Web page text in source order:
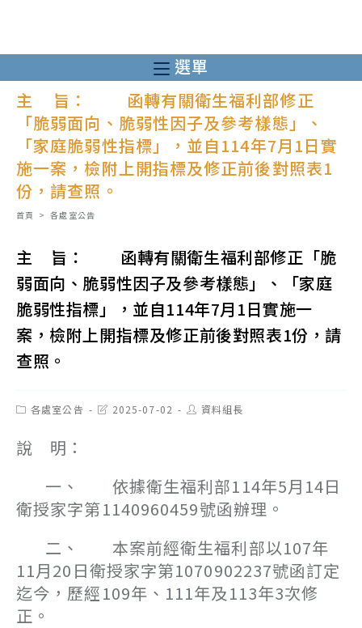
至
主
選單
主 旨： 函轉有關衛生福利部修正
「脆弱面向、脆弱性因子及參考樣態」、
「家庭脆弱性指標」，並自114年7月1日實
施一案，檢附上開指標及修正前後對照表1
份，請查照。
首頁 > 各處室公告
主 旨： 函轉有關衛生福利部修正「脆
弱面向、脆弱性因子及參考樣態」、「家庭
脆弱性指標」，並自114年7月1日實施一
案，檢附上開指標及修正前後對照表1份，請
查照。
Post各處室公告
Post2025-07-02
Post資料組長
說 明：
一、 依據衛生福利部114年5月14日
衛授家字第1140960459號函辦理。
二、 本案前經衛生福利部以107年
11月20日衛授家字第1070902237號函訂定
迄今，歷經109年、111年及113年3次修
正。